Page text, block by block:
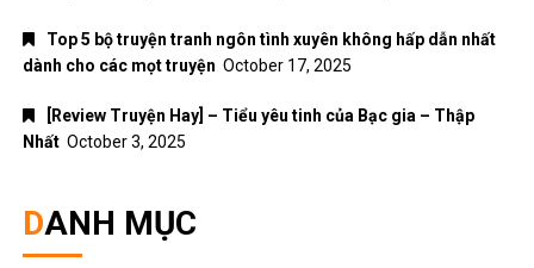
[Review Truyện Hay] – Tiểu yêu tinh của Bạc gia – Thập
Nhất
October 3, 2025
DANH MỤC
ANIME – MANGA